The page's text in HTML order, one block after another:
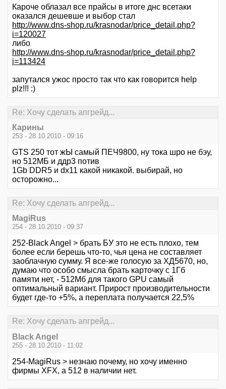
Кароче облазал все прайсы в итоге днс всетаки
оказался дешевше и выбор стал
http://www.dns-shop.ru/krasnodar/price_detail.php?
i=120027
либо
http://www.dns-shop.ru/krasnodar/price_detail.php?
i=113424
запутался ужос просто так что как говорится help
plz!!! :)
Re: Хочу сделать апгрейд...
Карины
253 - 28.10.2010 - 09:16
GTS 250 тот жЫ самый ПЕЧ9800, ну тока шро не бэу,
но 512МБ и ддр3 потив
1Gb DDR5 и dx11 какой никакой. выбирай, но
осторожно...
Re: Хочу сделать апгрейд...
MagiRus
254 - 28.10.2010 - 09:37
252-Black Angel > брать БУ это не есть плохо, тем
более если берешь что-то, чья цена не составляет
заоблачную сумму. Я все-же голосую за ХД5670, но,
думаю что особо смысла брать карточку с 1Гб
памяти нет, - 512Мб для такого GPU самый
оптимальный вариант. Прирост производительности
будет где-то +5%, а переплата получается 22,5%
Re: Хочу сделать апгрейд...
Black Angel
255 - 28.10.2010 - 11:02
254-MagiRus > незнаю почему, но хочу именно
фирмы XFX, а 512 в наличии нет.